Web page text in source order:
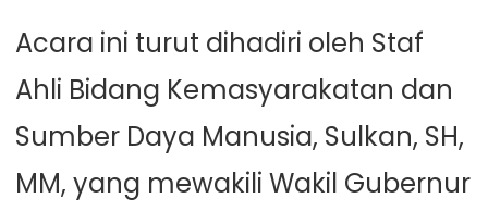
Acara ini turut dihadiri oleh Staf
Ahli Bidang Kemasyarakatan dan
Sumber Daya Manusia, Sulkan, SH,
MM, yang mewakili Wakil Gubernur